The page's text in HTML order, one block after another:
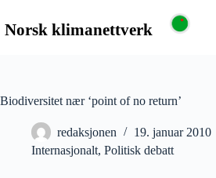
Biodiversitet nær ‘point of no return’
redaksjonen
19. januar 2010
Internasjonalt, Politisk debatt